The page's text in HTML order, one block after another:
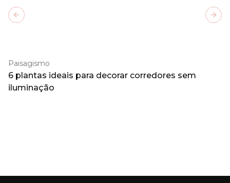
Paisagismo
6 plantas ideais para decorar corredores sem
iluminação
Previous slide